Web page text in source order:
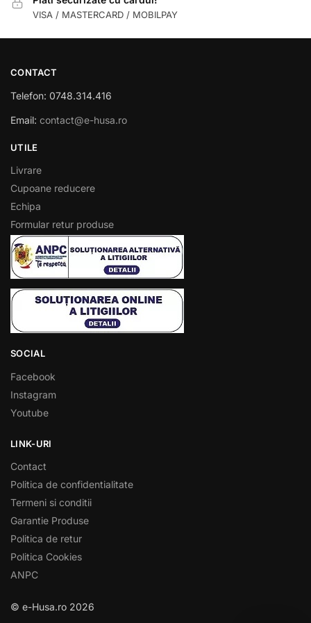
VISA / MASTERCARD / MOBILPAY
CONTACT
Telefon: 0748.314.416
Email: contact@e-husa.ro
UTILE
Livrare
Cupoane reducere
Echipa
Formular retur produse
SOCIAL
Facebook
Instagram
Youtube
LINK-URI
Contact
Politica de confidentialitate
Termeni si conditii
Garantie Produse
Politica de retur
Politica Cookies
ANPC
© e-Husa.ro 2026